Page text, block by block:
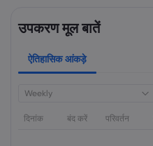
उपकरण मूल बातें
ऐतिहासिक आंकड़े
Weekly
दिनांक बंद करें परिवर्तन